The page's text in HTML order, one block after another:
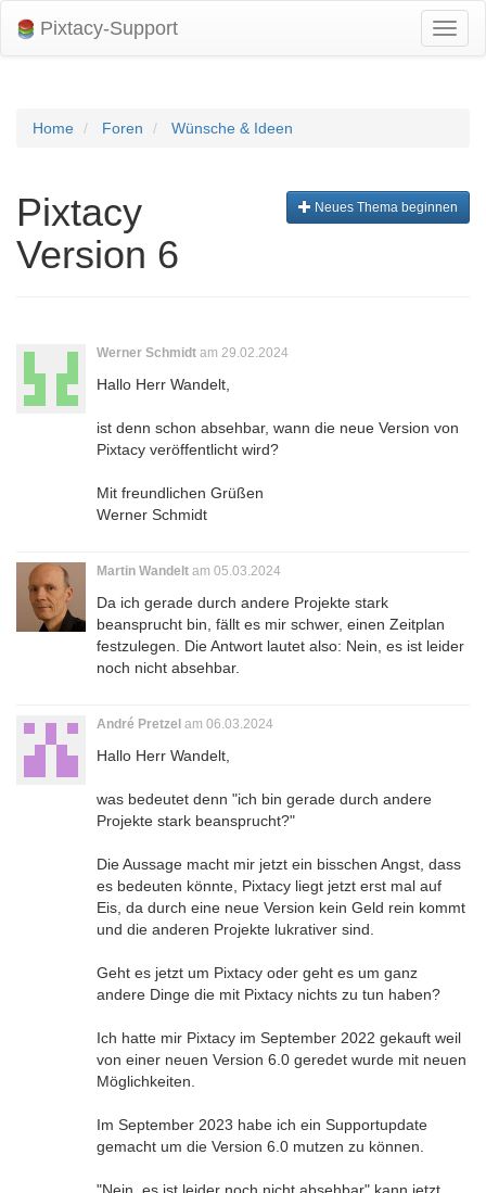
Pixtacy-Support
Home Foren Wünsche & Ideen
Neues Thema beginnen
Pixtacy
Version 6
Werner Schmidt am 29.02.2024
Hallo Herr Wandelt,
ist denn schon absehbar, wann die neue Version von
Pixtacy veröffentlicht wird?
Mit freundlichen Grüßen
Werner Schmidt
Martin Wandelt am 05.03.2024
Da ich gerade durch andere Projekte stark
beansprucht bin, fällt es mir schwer, einen Zeitplan
festzulegen. Die Antwort lautet also: Nein, es ist leider
noch nicht absehbar.
André Pretzel am 06.03.2024
Hallo Herr Wandelt,
was bedeutet denn "ich bin gerade durch andere
Projekte stark beansprucht?"
Die Aussage macht mir jetzt ein bisschen Angst, dass
es bedeuten könnte, Pixtacy liegt jetzt erst mal auf
Eis, da durch eine neue Version kein Geld rein kommt
und die anderen Projekte lukrativer sind.
Geht es jetzt um Pixtacy oder geht es um ganz
andere Dinge die mit Pixtacy nichts zu tun haben?
Ich hatte mir Pixtacy im September 2022 gekauft weil
von einer neuen Version 6.0 geredet wurde mit neuen
Möglichkeiten.
Im September 2023 habe ich ein Supportupdate
gemacht um die Version 6.0 mutzen zu können.